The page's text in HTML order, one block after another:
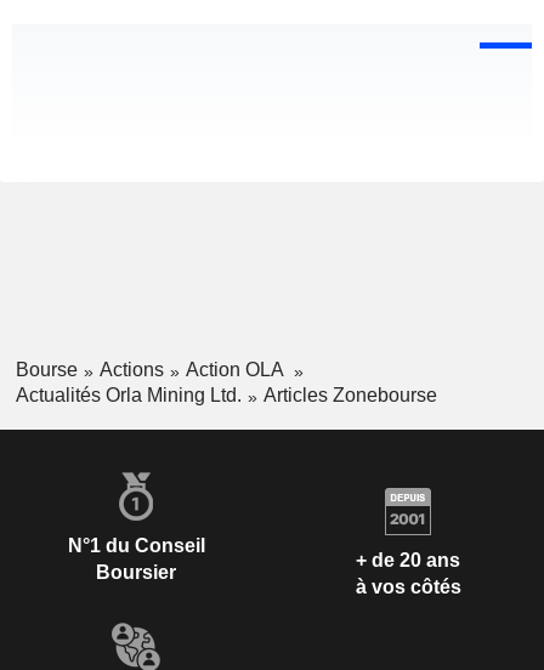
Bourse Actions
Action OLA
Actualités Orla Mining Ltd.
Articles Zonebourse
N°1 du Conseil
Boursier
+ de 20 ans
à vos côtés